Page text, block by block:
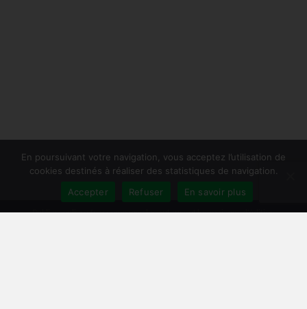
Publiersonlivre.fr accompagne les auteurs et les maisons d'édition
En poursuivant votre navigation, vous acceptez l’utilisation de
cookies destinés à réaliser des statistiques de navigation.
Accepter
Refuser En savoir plus